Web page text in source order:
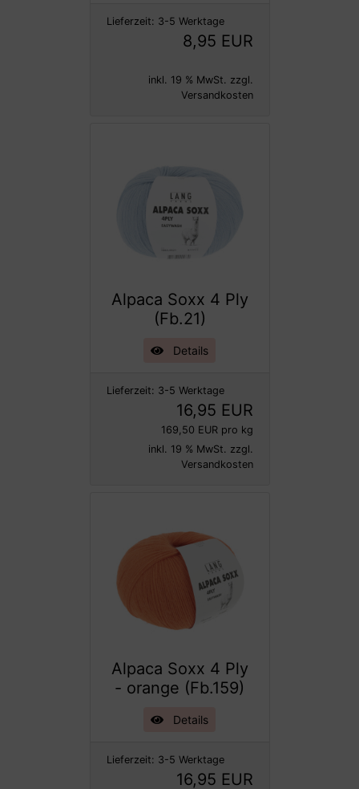
Lieferzeit: 3-5 Werktage
8,95 EUR
inkl. 19 % MwSt. zzgl.
Versandkosten
Alpaca Soxx 4 Ply
(Fb.21)
Details
Lieferzeit: 3-5 Werktage
16,95 EUR
169,50 EUR pro kg
inkl. 19 % MwSt. zzgl.
Versandkosten
Alpaca Soxx 4 Ply
- orange (Fb.159)
Details
Lieferzeit: 3-5 Werktage
16,95 EUR